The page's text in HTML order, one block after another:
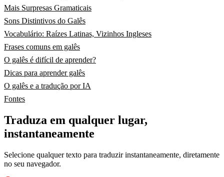
Mais Surpresas Gramaticais
Sons Distintivos do Galês
Vocabulário: Raízes Latinas, Vizinhos Ingleses
Frases comuns em galês
O galês é difícil de aprender?
Dicas para aprender galês
O galês e a tradução por IA
Fontes
Traduza em qualquer lugar,
instantaneamente
Selecione qualquer texto para traduzir instantaneamente, diretamente
no seu navegador.